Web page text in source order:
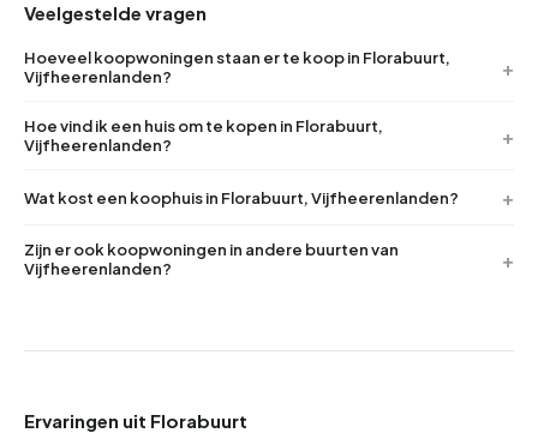
Veelgestelde vragen
Hoeveel koopwoningen staan er te koop in Florabuurt,
Vijfheerenlanden?
Hoe vind ik een huis om te kopen in Florabuurt,
Vijfheerenlanden?
Wat kost een koophuis in Florabuurt, Vijfheerenlanden?
Zijn er ook koopwoningen in andere buurten van
Vijfheerenlanden?
Ervaringen uit Florabuurt